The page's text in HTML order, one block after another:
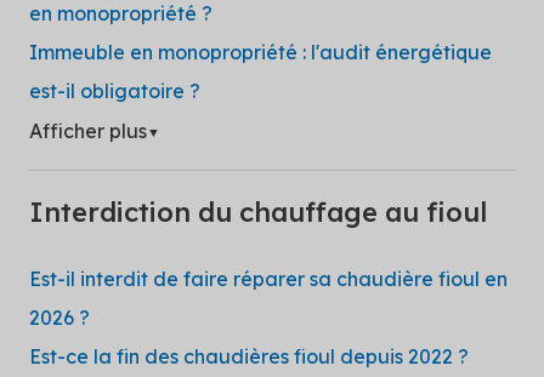
en monopropriété ?
Immeuble en monopropriété : l'audit énergétique
est-il obligatoire ?
Afficher plus▼
Interdiction du chauffage au fioul
Est-il interdit de faire réparer sa chaudière fioul en
2026 ?
Est-ce la fin des chaudières fioul depuis 2022 ?